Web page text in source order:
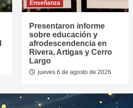
Enseñanza
Presentaron informe
sobre educación y
afrodescendencia en
Rivera, Artigas y Cerro
Largo
jueves 6 de agosto de 2026